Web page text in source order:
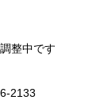
整中です
2133